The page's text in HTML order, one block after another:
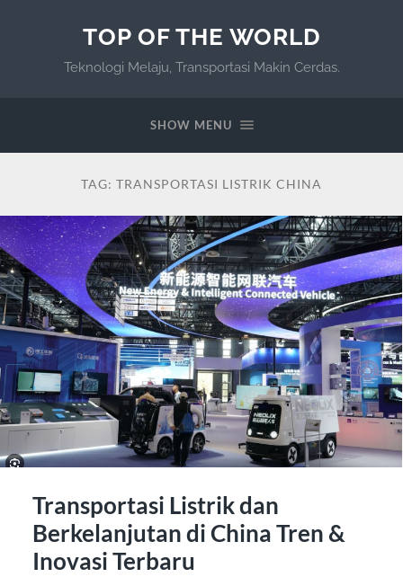
TOP OF THE WORLD
Teknologi Melaju, Transportasi Makin Cerdas.
SHOW MENU
TAG: TRANSPORTASI LISTRIK CHINA
Transportasi Listrik dan
Berkelanjutan di China Tren &
Inovasi Terbaru